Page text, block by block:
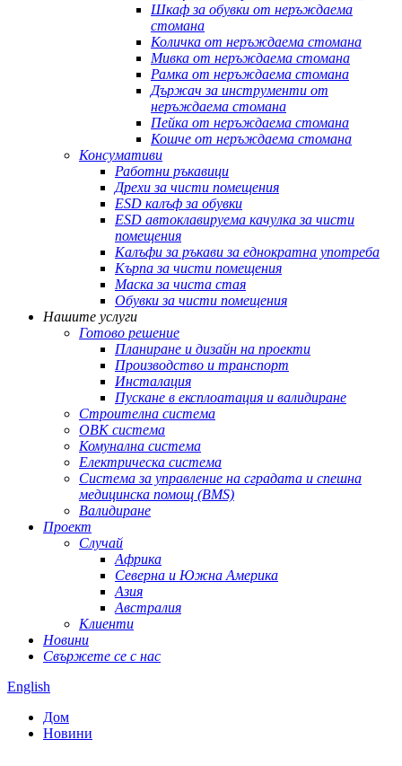
Шкаф за обувки от неръждаема
стомана
Количка от неръждаема стомана
Мивка от неръждаема стомана
Рамка от неръждаема стомана
Държач за инструменти от
неръждаема стомана
Пейка от неръждаема стомана
Кошче от неръждаема стомана
Консумативи
Работни ръкавици
Дрехи за чисти помещения
ESD калъф за обувки
ESD автоклавируема качулка за чисти
помещения
Калъфи за ръкави за еднократна употреба
Кърпа за чисти помещения
Маска за чиста стая
Обувки за чисти помещения
Нашите услуги
Готово решение
Планиране и дизайн на проекти
Производство и транспорт
Инсталация
Пускане в експлоатация и валидиране
Строителна система
ОВК система
Комунална система
Електрическа система
Система за управление на сградата и спешна
медицинска помощ (BMS)
Валидиране
Проект
Случай
Африка
Северна и Южна Америка
Азия
Австралия
Клиенти
Новини
Свържете се с нас
English
Дом
Новини